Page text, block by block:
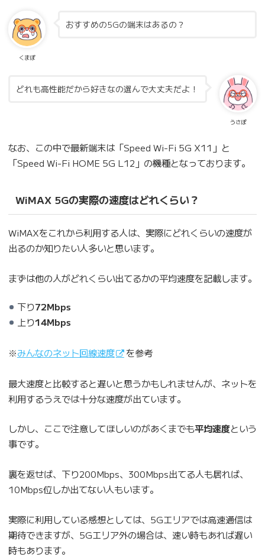
くまぽ
おすすめの5Gの端末はあるの？
うさぽ
どれも高性能だから好きなの選んで大丈夫だよ！
なお、この中で最新端末は「Speed Wi-Fi 5G X11」と
「Speed Wi-Fi HOME 5G L12」の機種となっております。
WiMAX 5Gの実際の速度はどれくらい？
WiMAXをこれから利用する人は、実際にどれくらいの速度が
出るのか知りたい人多いと思います。
まずは他の人がどれくらい出てるかの平均速度を記載します。
下り72Mbps
上り14Mbps
※みんなのネット回線速度 を参考
最大速度と比較すると遅いと思うかもしれませんが、ネットを
利用するうえでは十分な速度が出ています。
しかし、ここで注意してほしいのがあくまでも平均速度という
事です。
裏を返せば、下り200Mbps、300Mbps出てる人も居れば、
10Mbps位しか出てない人もいます。
実際に利用している感想としては、5Gエリアでは高速通信は
期待できますが、5Gエリア外の場合は、速い時もあれば遅い
時もあります。